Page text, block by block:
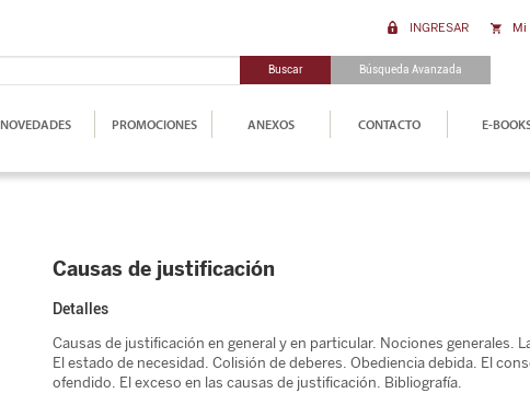
Mi
INGRESAR
Buscar Búsqueda Avanzada
NOVEDADES PROMOCIONES ANEXOS CONTACTO E-
Causas de justificación
Detalles
Causas de justificación en general y en particular. Nociones generales.
El estado de necesidad. Colisión de deberes. Obediencia debida. El
ofendido. El exceso en las causas de justificación. Biblio­grafía.